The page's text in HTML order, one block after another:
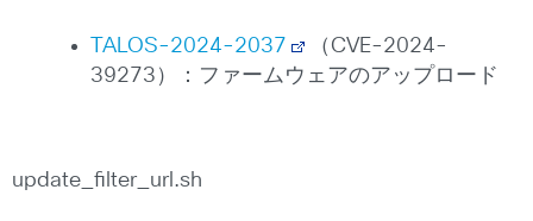
TALOS-2024-2037
（CVE-2024-
39273）：ファームウェアのアップロード
update_filter_url.sh